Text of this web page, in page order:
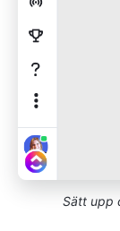
Sätt upp